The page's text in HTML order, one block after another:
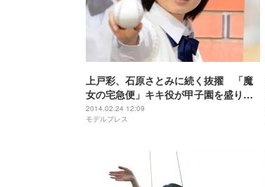
上戸彩、石原さとみに続く抜擢 「魔
女の宅急便」キキ役が甲子園を盛り上
げる
2014.02.24 12:09
モデルプレス